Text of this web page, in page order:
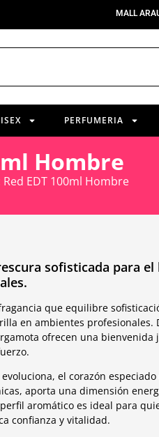
MALL
PERFUMERIA
Hombre
EDT 100ml Hombre
sofisticada para
que equilibre
en ambientes profesionales.
ofrecen una bienvenida
el corazón
aporta una dimensión
aromático es ideal para
confianza y vitalidad.